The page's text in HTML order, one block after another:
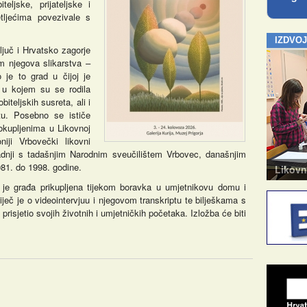
prijateljske i
povezivale s
i Hrvatsko zagorje
njegova slikarstva –
je to grad u čijoj je
u kojem su se rodila
susreta, ali i
Posebno se ističe
u Likovnoj
Vrbovečki likovni
s tadašnjim Narodnim sveučilištem Vrbovec, današnjim
do 1998. godine.
građa prikupljena tijekom boravka u umjetnikovu domu i
je o videointervjuu i njegovom transkriptu te bilješkama s
svojih životnih i umjetničkih početaka. Izložba će biti
Kazalište za odrasle